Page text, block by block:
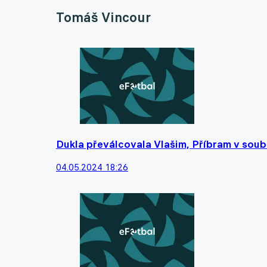
Tomáš Vincour
Dukla převálcovala Vlašim, Příbram v
04.05.2024 18:26